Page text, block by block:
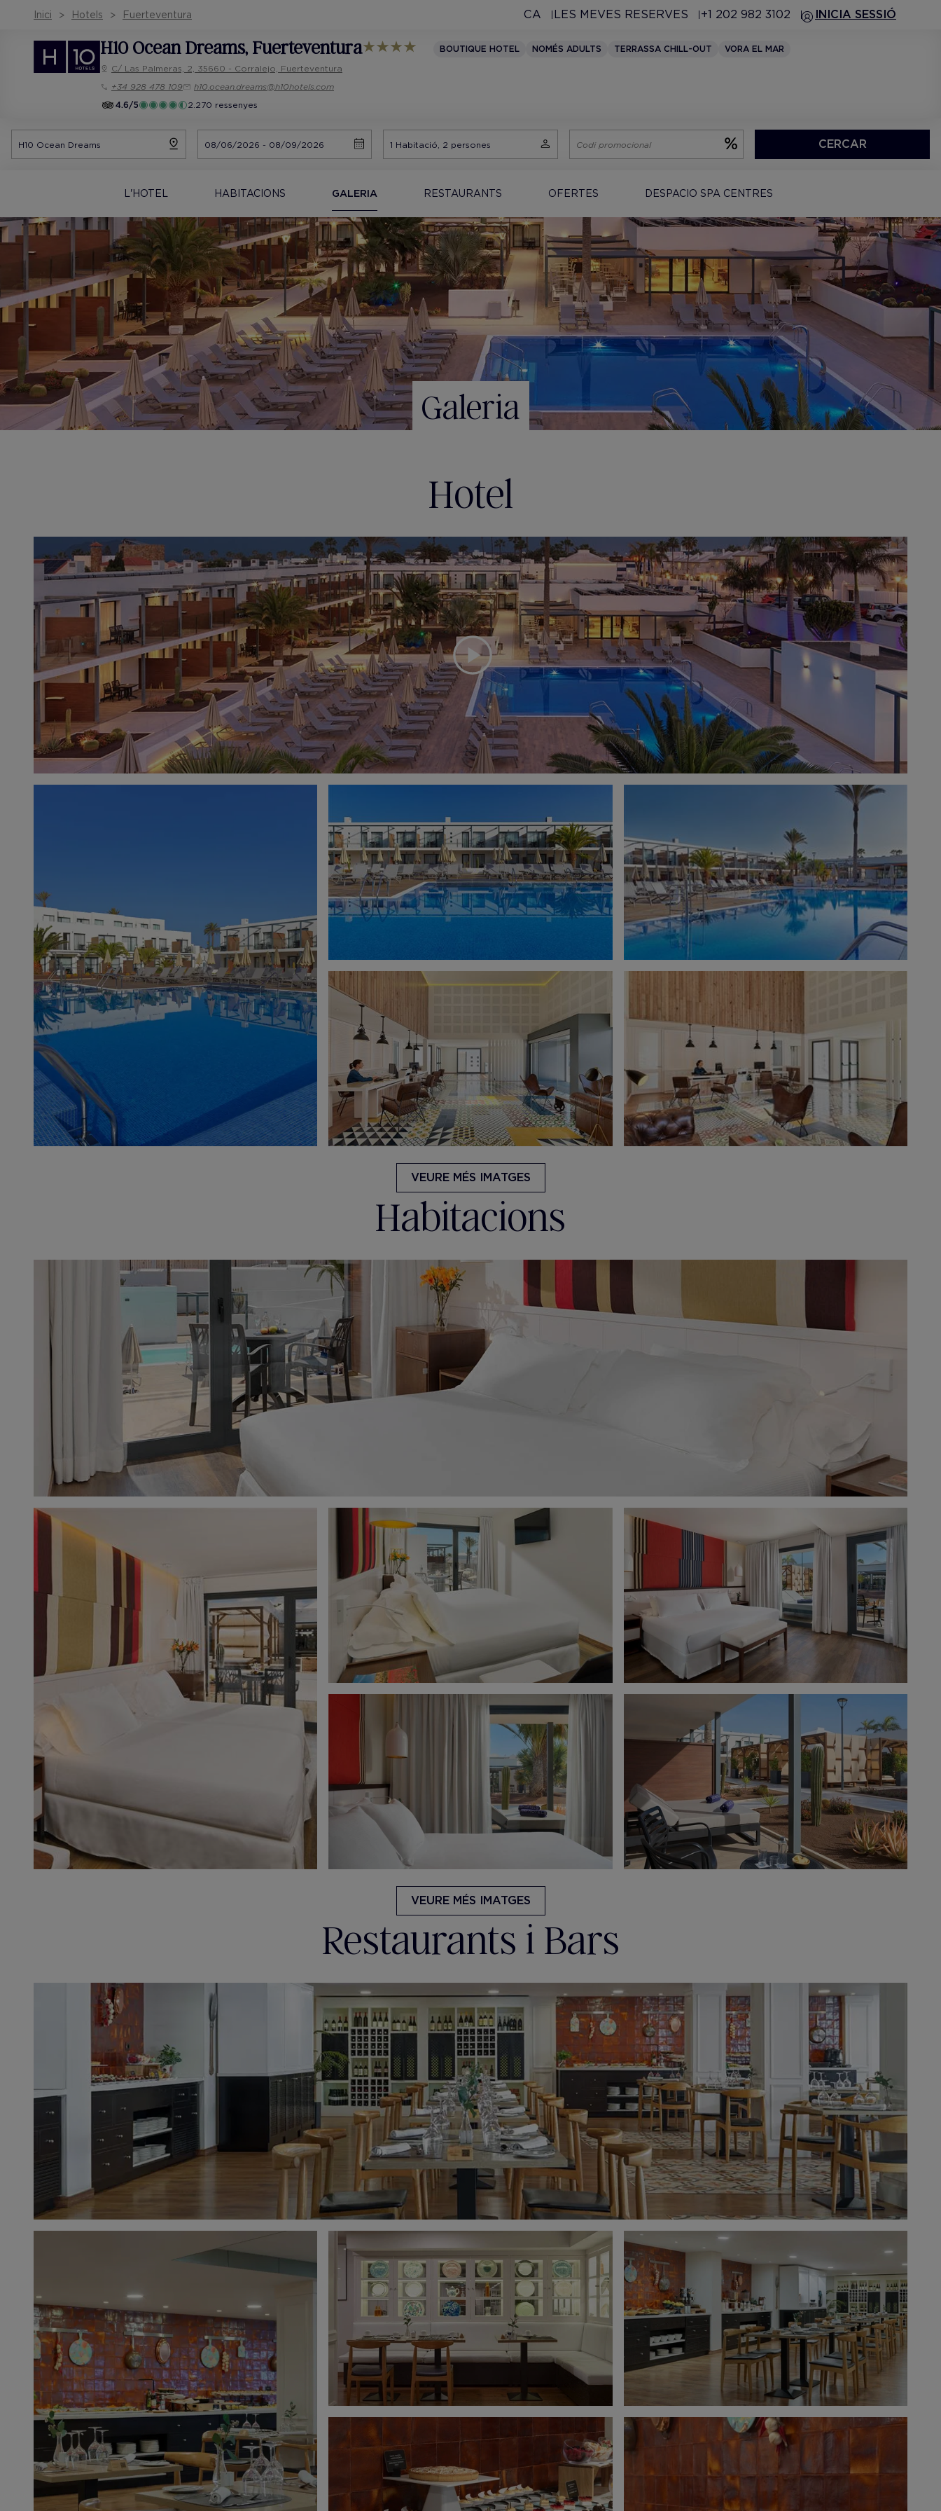
Inici Hotels Fuerteventura CA LES MEVES RESERVES +1 202 982 3102 INICIA SESSIÓ
H10 Ocean Dreams, Fuerteventura BOUTIQUE HOTEL NOMÉS ADULTS TERRASSA CHILL-OUT
VORA EL MAR
C/ Las Palmeras, 2, 35660 - Corralejo, Fuerteventura
+34 928 478 109
h10.ocean.dreams@h10hotels.com
4.6/5
2.270 ressenyes
CERCAR
L'HOTEL HABITACIONS GALERIA RESTAURANTS OFERTES DESPACIO SPA CENTRES
Galeria
Hotel
VEURE MÉS IMATGES
Habitacions
VEURE MÉS IMATGES
Restaurants i Bars